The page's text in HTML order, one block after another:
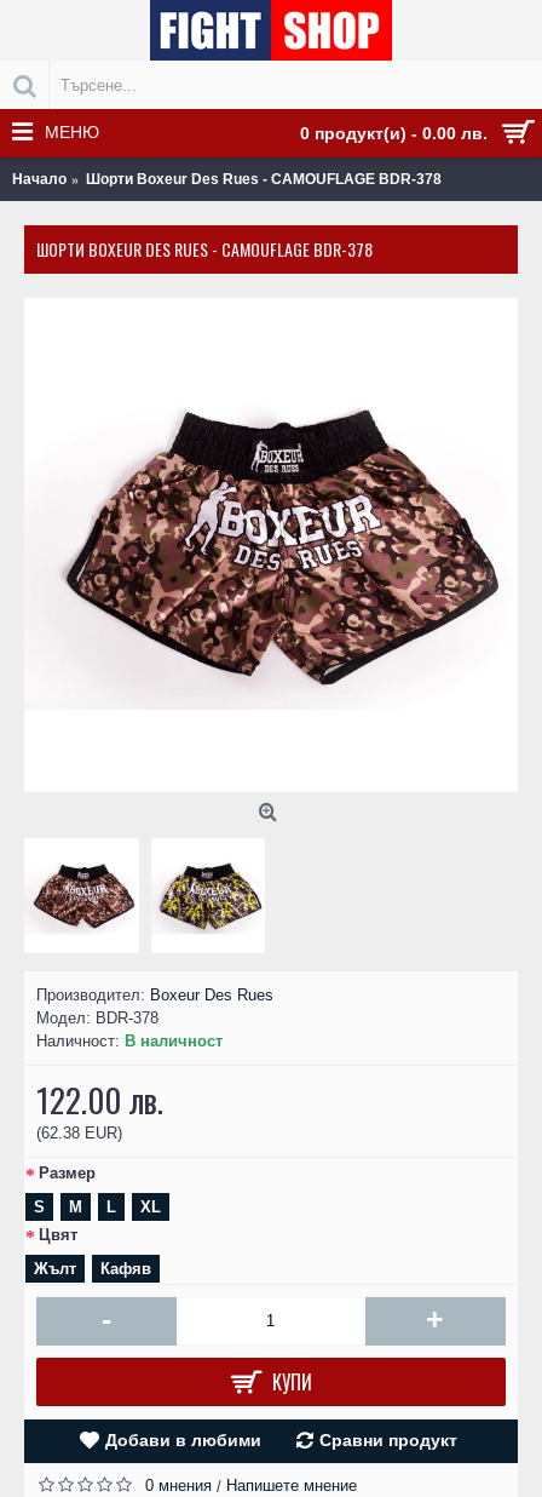
0 продукт(и) - 0.00 лв.
МЕНЮ
Начало Шорти Boxeur Des Rues - CAMOUFLAGE BDR-378
ШОРТИ BOXEUR DES RUES - CAMOUFLAGE BDR-378
Производител: Boxeur Des Rues
Модел: BDR-378
Наличност: В наличност
122.00 лв.
(62.38 EUR)
Размер
S
M L
XL
Цвят
Жълт
Кафяв
- +
КУПИ
Добави в любими Сравни продукт
0 мнения / Напишете мнение